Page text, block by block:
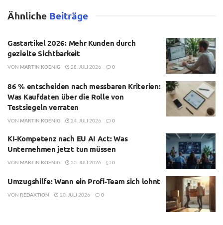
Ähnliche Beiträge
Gastartikel 2026: Mehr Kunden durch
gezielte Sichtbarkeit
VON MARTIN KOENIG 28. JULI 2026 0
86 % entscheiden nach messbaren Kriterien:
Was Kaufdaten über die Rolle von
Testsiegeln verraten
VON MARTIN KOENIG 24. JULI 2026 0
KI-Kompetenz nach EU AI Act: Was
Unternehmen jetzt tun müssen
VON MARTIN KOENIG 20. JULI 2026 0
Umzugshilfe: Wann ein Profi-Team sich lohnt
VON REDAKTION 20. JULI 2026 0